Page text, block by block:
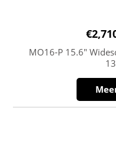
€
MO16-P 15.6″